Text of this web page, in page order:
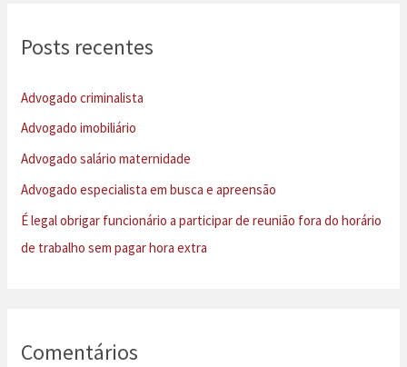
i
p
o
r
:
Posts recentes
Advogado criminalista
Advogado imobiliário
Advogado salário maternidade
Advogado especialista em busca e apreensão
É legal obrigar funcionário a participar de reunião fora do horário
de trabalho sem pagar hora extra
Comentários